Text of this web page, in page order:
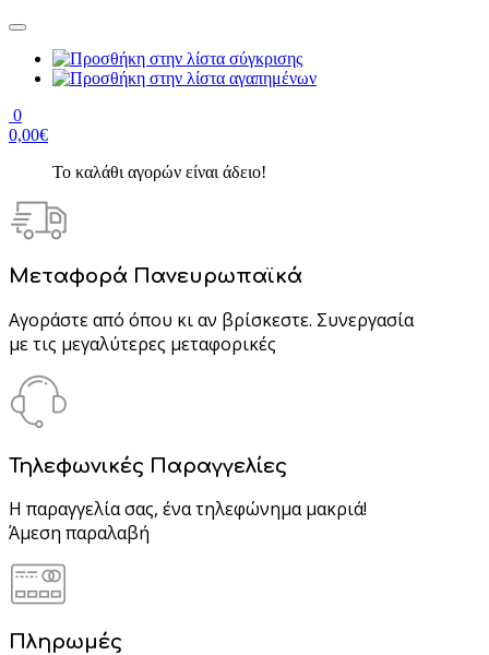
0
0,00€
Το καλάθι αγορών είναι άδειο!
Μεταφορά Πανευρωπαϊκά
Αγοράστε από όπου κι αν βρίσκεστε. Συνεργασία
με τις μεγαλύτερες μεταφορικές
Τηλεφωνικές Παραγγελίες
Η παραγγελία σας, ένα τηλεφώνημα μακριά!
Άμεση παραλαβή
Πληρωμές